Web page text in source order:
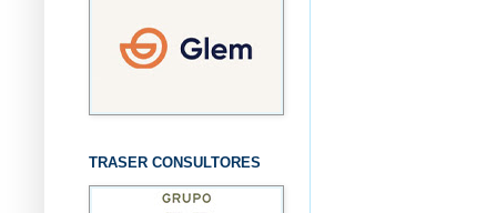
TRASER CONSULTORES